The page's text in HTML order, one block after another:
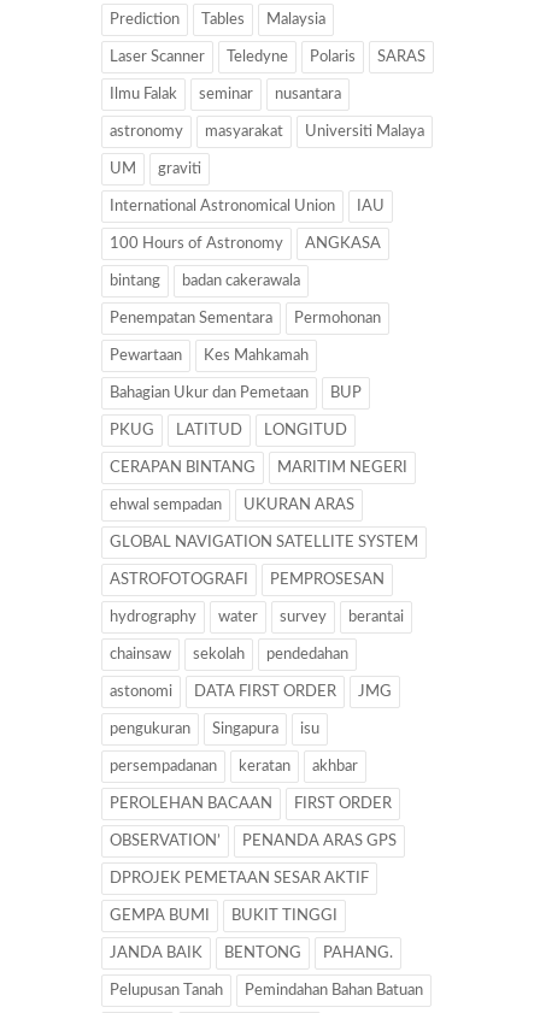
Prediction Tables Malaysia
Laser Scanner Teledyne Polaris SARAS
Ilmu Falak seminar nusantara
astronomy masyarakat Universiti Malaya
UM graviti
International Astronomical Union IAU
100 Hours of Astronomy ANGKASA
bintang badan cakerawala
Penempatan Sementara Permohonan
Pewartaan Kes Mahkamah
Bahagian Ukur dan Pemetaan BUP
PKUG LATITUD LONGITUD
CERAPAN BINTANG MARITIM NEGERI
ehwal sempadan UKURAN ARAS
GLOBAL NAVIGATION SATELLITE SYSTEM
ASTROFOTOGRAFI PEMPROSESAN
hydrography water survey berantai
chainsaw sekolah pendedahan
astonomi DATA FIRST ORDER JMG
pengukuran Singapura isu
persempadanan keratan akhbar
PEROLEHAN BACAAN FIRST ORDER
OBSERVATION’ PENANDA ARAS GPS
DPROJEK PEMETAAN SESAR AKTIF
GEMPA BUMI BUKIT TINGGI
JANDA BAIK BENTONG PAHANG.
Pelupusan Tanah Pemindahan Bahan Batuan